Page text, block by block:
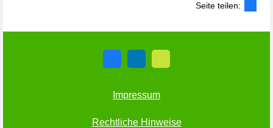
Seite teilen:
Impressum
Rechtliche Hinweise